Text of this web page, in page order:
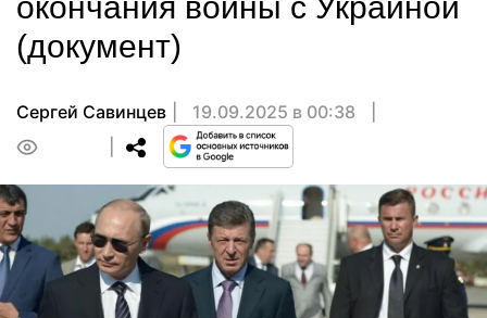
(документ)
Сергей Савинцев
19.09.2025 в 00:38